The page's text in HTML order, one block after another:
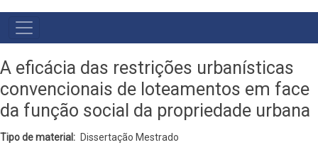
MAIN
NAVIGATION
A eficácia das restrições urbanísticas
convencionais de loteamentos em face
da função social da propriedade urbana
Tipo de material
Dissertação Mestrado